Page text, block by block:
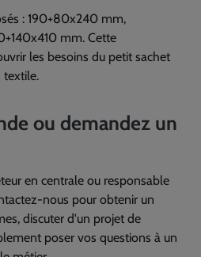
: 190+80x240 mm,
mm. Cette
les besoins du petit sachet
textile.
ou demandez un
en centrale ou responsable
nous pour obtenir un
discuter d'un projet de
poser vos questions à un